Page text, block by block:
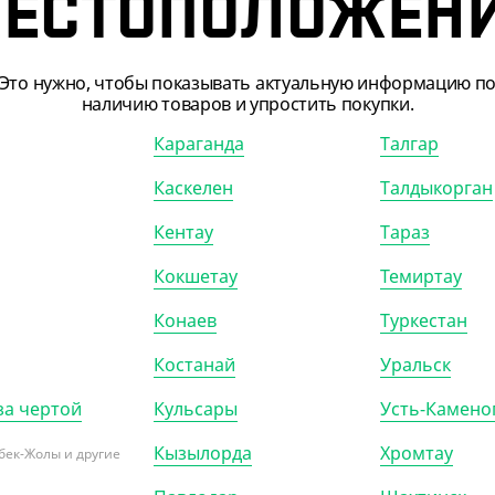
₸600₸
прямым дном, крафт,
2 218.50 ₸2 450₸
Пакет с прямым дном, крафт,
Это нужно, чтобы показывать актуальную информацию по
наличию товаров и упростить покупки.
чертой
Жолы и другие
Караганда
Каскелен
Кентау
Кокшетау
Конаев
Костанай
Кульсары
Кызылорда
Талгар
Талдыкорган
Тараз
Темиртау
Туркестан
Уральск
Усть-
Хромтау